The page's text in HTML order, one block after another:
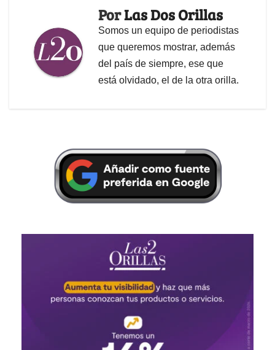
PorLas Dos Orillas
Somos un equipo de periodistas
que queremos mostrar, además
del país de siempre, ese que
está olvidado, el de la otra orilla.